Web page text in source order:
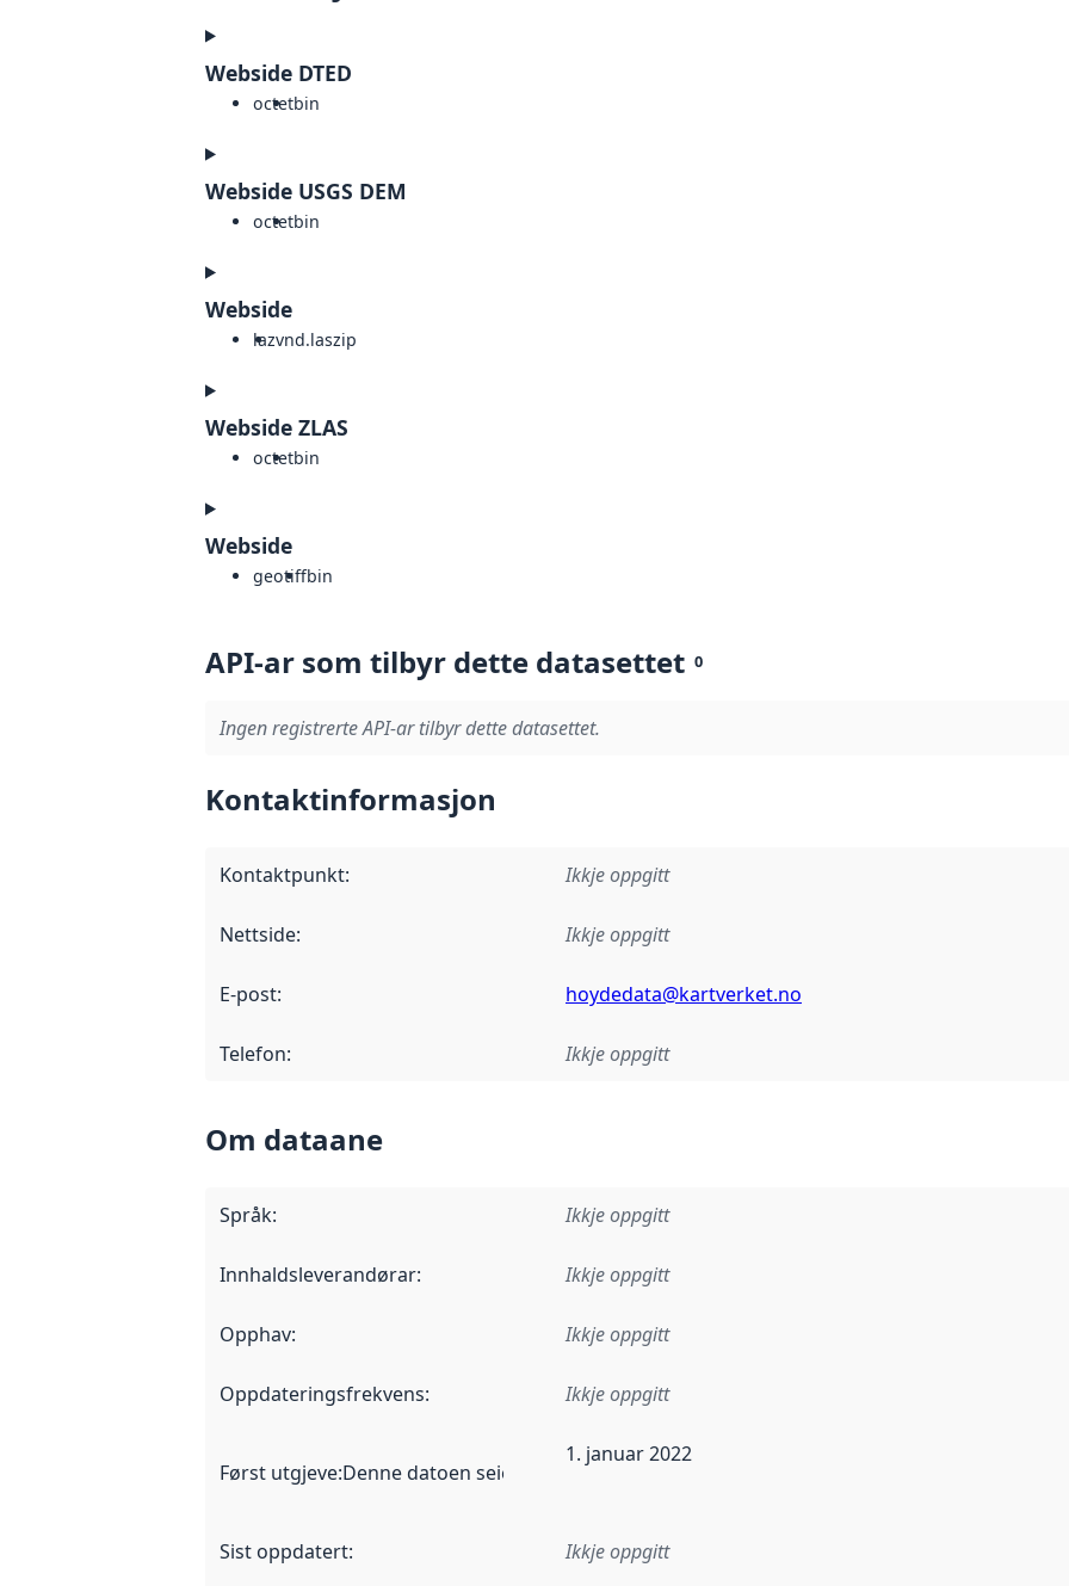
Webside DTED
octetbin
Webside USGS DEM
octetbin
Webside
lazvnd.laszip
Webside ZLAS
octetbin
Webside
geotiffbin
API-ar som tilbyr dette datasettet 0
Ingen registrerte API-ar tilbyr dette datasettet.
Kontaktinformasjon
Kontaktpunkt: Ikkje oppgitt
Nettside: Ikkje oppgitt
E-post: hoydedata@kartverket.no
Telefon: Ikkje oppgitt
Om dataane
Språk: Ikkje oppgitt
Innhaldsleverandørar: Ikkje oppgitt
Opphav: Ikkje oppgitt
Oppdateringsfrekvens: Ikkje oppgitt
Først utgjeve:Denne datoen seier når dataa i dette datasettet først blei utgitt. Det kan ha
1. januar 2022
Sist oppdatert: Ikkje oppgitt